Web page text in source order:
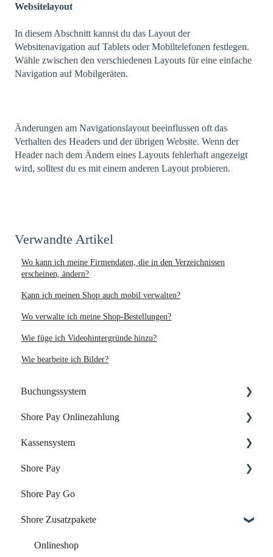
Websitelayout
In diesem Abschnitt kannst du das Layout der
Websitenavigation auf Tablets oder Mobiltelefonen festlegen.
Wähle zwischen den verschiedenen Layouts für eine einfache
Navigation auf Mobilgeräten.
Änderungen am Navigationslayout beeinflussen oft das
Verhalten des Headers und der übrigen Website. Wenn der
Header nach dem Ändern eines Layouts fehlerhaft angezeigt
wird, solltest du es mit einem anderen Layout probieren.
Verwandte Artikel
Wo kann ich meine Firmendaten, die in den Verzeichnissen
erscheinen, ändern?
Kann ich meinen Shop auch mobil verwalten?
Wo verwalte ich meine Shop-Bestellungen?
Wie füge ich Videohintergründe hinzu?
Wie bearbeite ich Bilder?
Buchungssystem
Dein Start mit Shore
Dein Account & Zugang
Kalender & Termine
Buchungsseite
Buchungseinstellungen
Buchung über externe Plattformen
Shore Pay Onlinezahlung
Einrichtung & Aktivierung
Zahlungsoptionen & Funktionen
Kassensystem
Dein Start mit der Shore Kasse
Dein Account & Zugang
Produkte & Inventar
Kunden & Benutzer
Shore Pay
Erste Schritte
FAQs - Fragen & Antworten zu Shore Pay
Shore Pay Go
Shore Zusatzpakete
Onlineshop